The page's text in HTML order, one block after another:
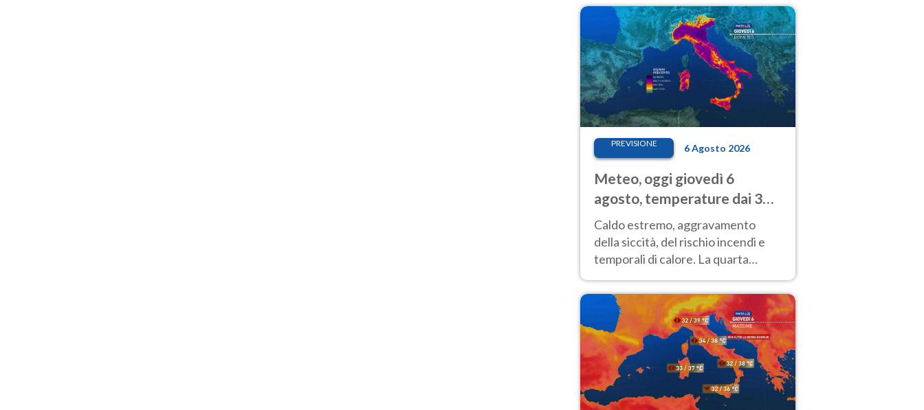
PREVISIONE 6 Agosto 2026
Meteo, oggi giovedì 6
agosto, temperature dai 33
ai 40 gradi
Caldo estremo, aggravamento
della siccità, del rischio incendi e
temporali di calore. La quarta
tregua e durerà fino Ferragosto